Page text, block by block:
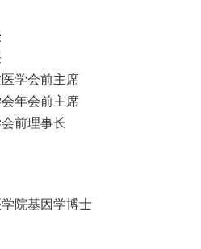
学会前主席
年会前主席
前理事长
院基因学博士